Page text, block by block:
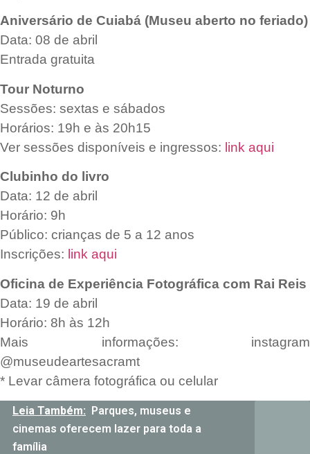
Aniversário de Cuiabá (Museu aberto no feriado)
Data: 08 de abril
Entrada gratuita
Tour Noturno
Sessões: sextas e sábados
Horários: 19h e às 20h15
Ver sessões disponíveis e ingressos: link aqui
Clubinho do livro
Data: 12 de abril
Horário: 9h
Público: crianças de 5 a 12 anos
Inscrições: link aqui
Oficina de Experiência Fotográfica com Rai Reis
Data: 19 de abril
Horário: 8h às 12h
Mais informações: instagram
@museudeartesacramt
* Levar câmera fotográfica ou celular
Leia Também: Parques, museus e
cinemas oferecem lazer para toda a
família